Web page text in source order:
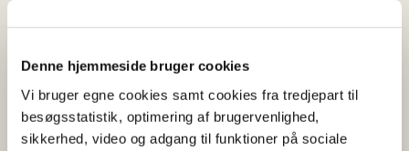
Denne hjemmeside bruger cookies
Vi bruger egne cookies samt cookies fra tredjepart til
besøgsstatistik, optimering af brugervenlighed,
sikkerhed, video og adgang til funktioner på sociale
har lagt ekstra dage til i forhold til den
Landbrugsstyrelsens systemer inden for
almindelig arbejdstid. Det gør vi for at komme
eventuelle nedbrud inden den 28. april i
forkøbet. På den måde ved både I og vi i god